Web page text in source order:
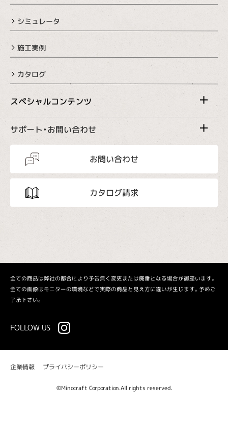
シミュレータ
施工実例
カタログ
スペシャルコンテンツ
サポート・お問い合わせ
お問い合わせ
カタログ請求
全ての商品は弊社の都合により予告無く変更または廃番となる場合が御座います。
全ての画像はモニターの環境などで実際の商品と見え方に違いが生じます。予めご
了承下さい。
FOLLOW US
企業情報 プライバシーポリシー
©Minocraft Corporation.All rights reserved.